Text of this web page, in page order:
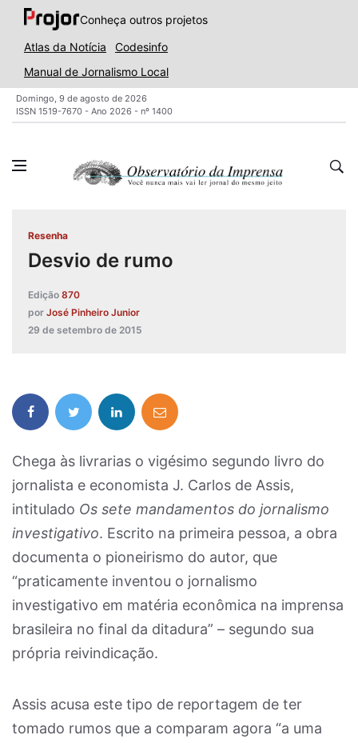
Conheça outros projetos
Atlas da Notícia
Codesinfo
Manual de Jornalismo Local
Domingo, 9 de agosto de 2026
ISSN 1519-7670 - Ano 2026 - nº 1400
Resenha
Desvio de rumo
Edição 870
por José Pinheiro Junior
29 de setembro de 2015
Chega às livrarias o vigésimo segundo livro do
jornalista e economista J. Carlos de Assis,
intitulado Os sete mandamentos do jornalismo
investigativo. Escrito na primeira pessoa, a obra
documenta o pioneirismo do autor, que
“praticamente inventou o jornalismo
investigativo em matéria econômica na imprensa
brasileira no final da ditadura” – segundo sua
própria reivindicação.
Assis acusa este tipo de reportagem de ter
tomado rumos que a comparam agora “a uma